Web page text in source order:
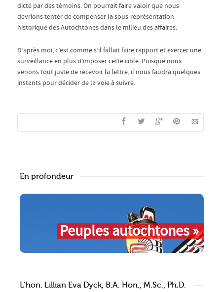
dicté par des témoins. On pourrait faire valoir que nous
devrions tenter de compenser la sous-représentation
historique des Autochtones dans le milieu des affaires.
D’après moi, c’est comme s’il fallait faire rapport et exercer une
surveillance en plus d’imposer cette cible. Puisque nous
venons tout juste de recevoir la lettre, il nous faudra quelques
instants pour décider de la voie à suivre.
En profondeur
Peuples autochtones »
L’hon. Lillian Eva Dyck, B.A. Hon., M.Sc., Ph.D.